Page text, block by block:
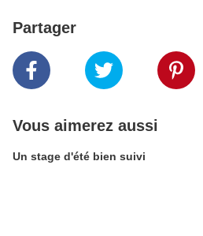
Partager
Vous aimerez aussi
Un stage d'été bien suivi